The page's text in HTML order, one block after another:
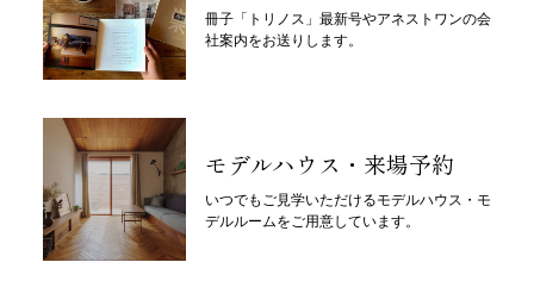
冊子「トリノス」最新号やアネストワンの会
社案内をお送りします。
モデルハウス・来場予約
いつでもご見学いただけるモデルハウス・モ
デルルームをご用意しています。